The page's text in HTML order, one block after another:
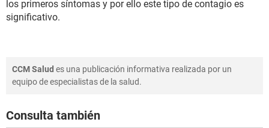
los primeros síntomas y por ello este tipo de contagio es
significativo.
CCM Salud es una publicación informativa realizada por un
equipo de especialistas de la salud.
Consulta también